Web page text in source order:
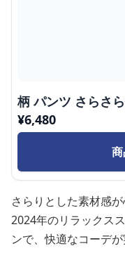
柄 パンツ さらさ
¥6,480
さらりとした素材感
2024年のリラックス
ンで、快適なコーデが